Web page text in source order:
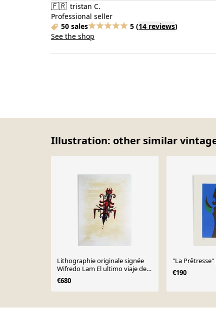
🇫🇷 tristan C.
Professional seller
50 sales
5 (14 reviews)
See the shop
Illustration: other similar
Lithographie originale signée
Wifredo Lam El ultimo viaje del
buque fantasma - 7 1976
€680
"La
€190